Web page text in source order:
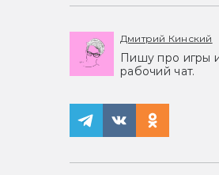
Дмитрий Кинский
Пишу про игры
рабочий чат.